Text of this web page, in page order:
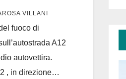
VILLANI
fuoco di
A12
autovettira.
, in direzione…